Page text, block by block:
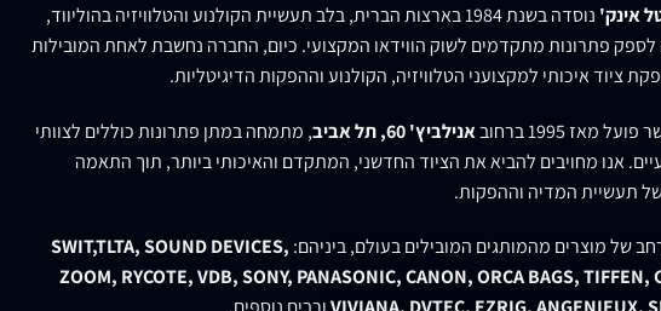
אינק'
נוסדה בשנת 1984 בארצות הברית, בלב תעשיית הקולנוע והטלוויזיה בהוליווד,
לספק פתרונות מתקדמים לשוק הווידאו המקצועי. כיום, החברה נחשבת לאחת המובילות
ציוד איכותי למקצועני הטלוויזיה, הקולנוע וההפקות הדיגיטליות.
מאז 1995 ברחוב אנילביץ' 60, תל אביב
, מתמחה במתן פתרונות כוללים לצוותי
אנו מחויבים להביא את הציוד החדשני, המתקדם והאיכותי ביותר, תוך התאמה
תעשיית המדיה וההפקות.
של מוצרים מהמותגים המובילים בעולם, ביניהם: SWIT,TLTA, SOUND DEVICES,
ZOOM, RYCOTE, VDB, SONY, PANASONIC, CANON, ORCA BAGS, TIFFEN,